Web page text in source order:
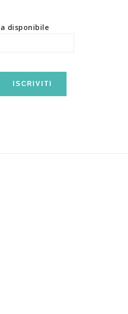
disponibile
ISCRIVITI